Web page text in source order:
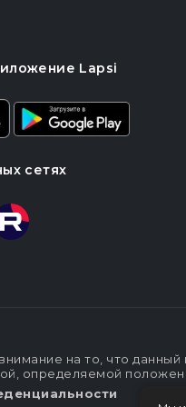
Lapsi
сетях
на то, что данный
определяемой